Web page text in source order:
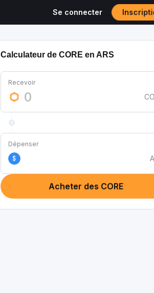
Se connecter
Calculateur de CORE en ARS
Recevoir
Dépenser
$
Acheter des CORE